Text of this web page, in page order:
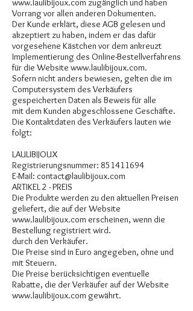
www.laulibijoux.com zugänglich und haben
Vorrang vor allen anderen Dokumenten.
Der Kunde erklärt, diese AGB gelesen und
akzeptiert zu haben, indem er das dafür
vorgesehene Kästchen vor dem ankreuzt
Implementierung des Online-Bestellverfahrens
für die Website www.laulibijoux.com.
Sofern nicht anders bewiesen, gelten die im
Computersystem des Verkäufers
gespeicherten Daten als Beweis für alle
mit dem Kunden abgeschlossene Geschäfte.
Die Kontaktdaten des Verkäufers lauten wie
folgt:
LAULIBIJOUX
Registrierungsnummer: 851411694
E-Mail: contact@laulibijoux.com
ARTIKEL 2 - PREIS
Die Produkte werden zu den aktuellen Preisen
geliefert, die auf der Website
www.laulibijoux.com erscheinen, wenn die
Bestellung registriert wird.
durch den Verkäufer.
Die Preise sind in Euro angegeben, ohne und
mit Steuern.
Die Preise berücksichtigen eventuelle
Rabatte, die der Verkäufer auf der Website
www.laulibijoux.com gewährt.